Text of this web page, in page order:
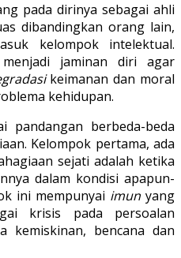
pada dirinya sebagai ahli
dibandingkan orang lain,
kelompok intelektual.
jaminan diri agar
keimanan dan moral
kehidupan.
pandangan berbeda-beda
Kelompok pertama, ada
sejati adalah ketika
dalam kondisi apapun-
ini mempunyai imun yang
krisis pada persoalan
kemiskinan, bencana dan